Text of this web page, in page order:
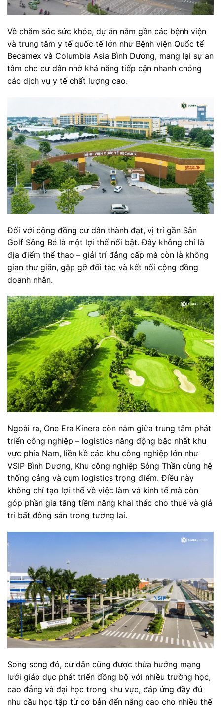
Về chăm sóc sức khỏe, dự án nằm gần các bệnh viện
và trung tâm y tế quốc tế lớn như Bệnh viện Quốc tế
Becamex và Columbia Asia Bình Dương, mang lại sự an
tâm cho cư dân nhờ khả năng tiếp cận nhanh chóng
các dịch vụ y tế chất lượng cao.
Đối với cộng đồng cư dân thành đạt, vị trí gần Sân
Golf Sông Bé là một lợi thế nổi bật. Đây không chỉ là
địa điểm thể thao – giải trí đẳng cấp mà còn là không
gian thư giãn, gặp gỡ đối tác và kết nối cộng đồng
doanh nhân.
Ngoài ra, One Era Kinera còn nằm giữa trung tâm phát
triển công nghiệp – logistics năng động bậc nhất khu
vực phía Nam, liền kề các khu công nghiệp lớn như
VSIP Bình Dương, Khu công nghiệp Sóng Thần cùng hệ
thống cảng và cụm logistics trọng điểm. Điều này
không chỉ tạo lợi thế về việc làm và kinh tế mà còn
góp phần gia tăng tiềm năng khai thác cho thuê và giá
trị bất động sản trong tương lai.
Song song đó, cư dân cũng được thừa hưởng mạng
lưới giáo dục phát triển đồng bộ với nhiều trường học,
cao đẳng và đại học trong khu vực, đáp ứng đầy đủ
nhu cầu học tập từ cơ bản đến nâng cao cho nhiều thế